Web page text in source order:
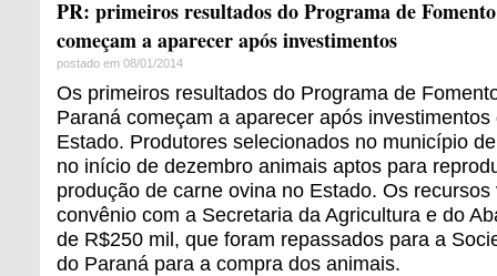
PR: primeiros resultados do Programa de
começam a aparecer após investimentos
postado em 08/01/2014
Os primeiros resultados do Programa de
Paraná começam a aparecer após
Estado. Produtores selecionados no município
no início de dezembro animais aptos para
produção de carne ovina no Estado. Os
convênio com a Secretaria da Agricultura e do
de R$250 mil, que foram repassados para a
do Paraná para a compra dos animais.